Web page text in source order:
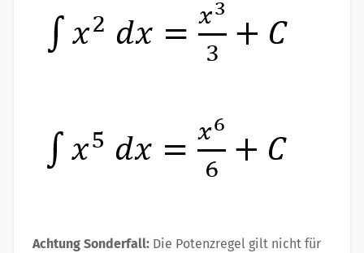
Achtung Sonderfall: Die Potenzregel gilt nicht für